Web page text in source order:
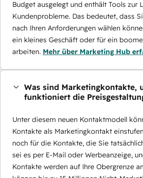
Budget ausgelegt und enthält Tools zur
Kundenprobleme. Das bedeutet, dass
nach Ihren Anforderungen wählen
ein kleines Geschäft oder für ein
arbeiten. Mehr über Marketing Hub
Was sind Marketingkontakte,
funktioniert die
Unter diesem neuen Kontaktmodell
Kontakte als Marketingkontakt
noch für die Kontakte, die Sie
sei es per E-Mail oder Werbeanzeige,
Kontakte werden auf Ihre Obergrenze